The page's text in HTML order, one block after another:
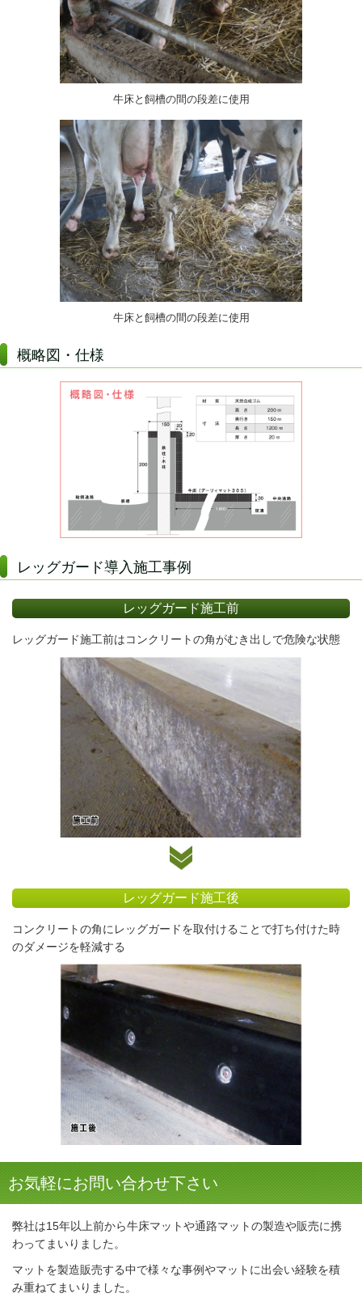
牛床と飼槽の間の段差に使用
牛床と飼槽の間の段差に使用
概略図・仕様
レッグガード導入施工事例
レッグガード施工前
レッグガード施工前はコンクリートの角がむき出しで危険な状態
レッグガード施工後
コンクリートの角にレッグガードを取付けることで打ち付けた時
のダメージを軽減する
お気軽にお問い合わせ下さい
弊社は15年以上前から牛床マットや通路マットの製造や販売に携
わってまいりました。
マットを製造販売する中で様々な事例やマットに出会い経験を積
み重ねてまいりました。